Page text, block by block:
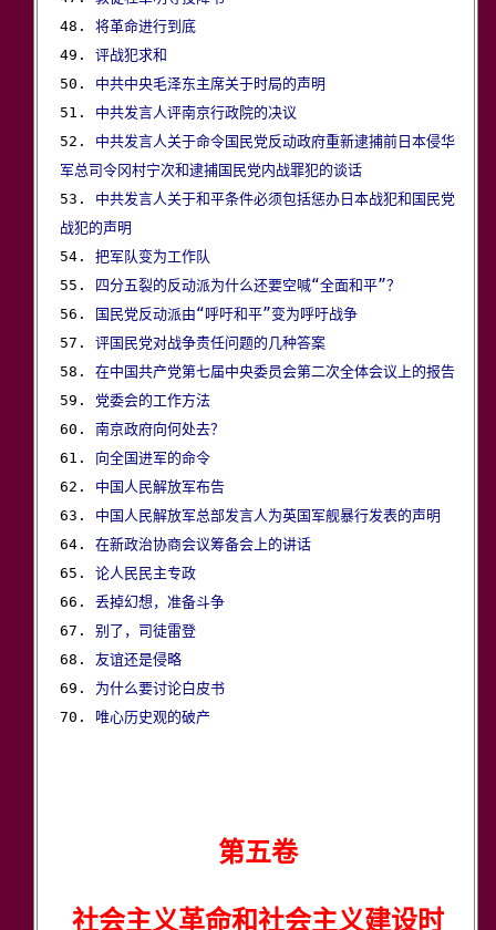
48. 将革命进行到底
49. 评战犯求和
50. 中共中央毛泽东主席关于时局的声明
51. 中共发言人评南京行政院的决议
52. 中共发言人关于命令国民党反动政府重新逮捕前日本侵华
军总司令冈村宁次和逮捕国民党内战罪犯的谈话
53. 中共发言人关于和平条件必须包括惩办日本战犯和国民党
战犯的声明
54. 把军队变为工作队
55.
四分五裂的反动派为什么还要空喊“全面和平”？
56.
国民党反动派由“呼吁和平”变为呼吁战争
57. 评国民党对战争责任问题的几种答案
58. 在中国共产党第七届中央委员会第二次全体会议上的报告
59. 党委会的工作方法
60. 南京政府向何处去？
61. 向全国进军的命令
62. 中国人民解放军布告
63. 中国人民解放军总部发言人为英国军舰暴行发表的声明
64. 在新政治协商会议筹备会上的讲话
65. 论人民民主专政
66. 丢掉幻想，准备斗争
67. 别了，司徒雷登
68. 友谊还是侵略
69. 为什么要讨论白皮书
70. 唯心历史观的破产
第五卷
社会主义革命和社会主义建设时